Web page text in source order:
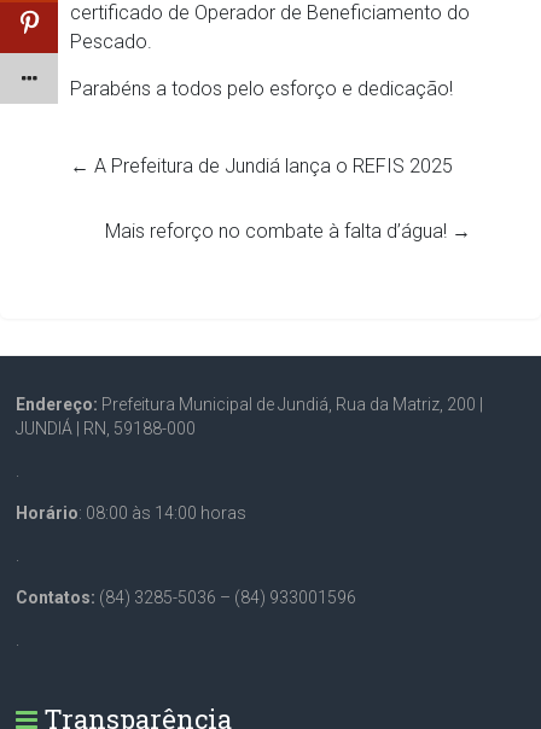
certificado de Operador de Beneficiamento do
Pescado.
Parabéns a todos pelo esforço e dedicação!
← A Prefeitura de Jundiá lança o REFIS 2025
Mais reforço no combate à falta d’água! →
Endereço: Prefeitura Municipal de Jundiá, Rua da Matriz, 200 |
JUNDIÁ | RN, 59188-000
.
Horário: 08:00 às 14:00 horas
.
Contatos: (84) 3285-5036 – (84) 933001596
.
Transparência